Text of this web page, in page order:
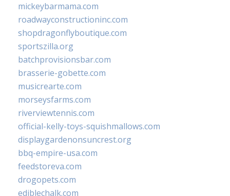
mickeybarmama.com
roadwayconstructioninc.com
shopdragonflyboutique.com
sportszilla.org
batchprovisionsbar.com
brasserie-gobette.com
musicrearte.com
morseysfarms.com
riverviewtennis.com
official-kelly-toys-squishmallows.com
displaygardenonsuncrest.org
bbq-empire-usa.com
feedstoreva.com
drogopets.com
ediblechalk.com